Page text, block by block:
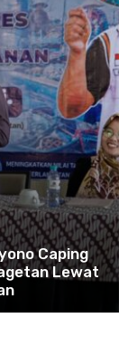
Caping
Lewat